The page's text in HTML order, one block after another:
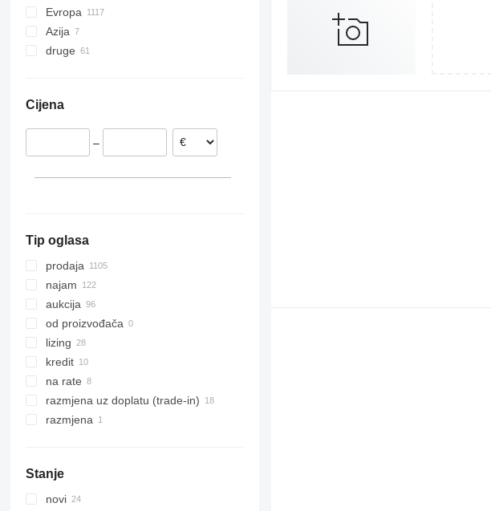
Evropa
Nizozemska
Ujedinjeno Kraljevstvo
Španjolska
Azija
Kina
druge
Moldavija
Cijena
–
Tip oglasa
prodaja
najam
aukcija
od proizvođača
lizing
kredit
na rate
razmjena uz doplatu (trade-in)
razmjena
Stanje
novi